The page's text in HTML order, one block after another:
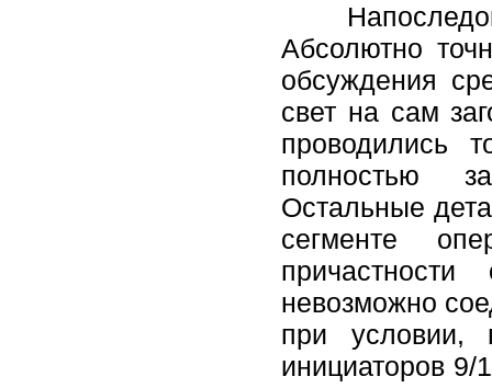
Напоследок
Абсолютно
обсуждения
свет на сам
проводились
полностью
Остальные
сегменте
невозможно
при условии,
инициаторов 9/